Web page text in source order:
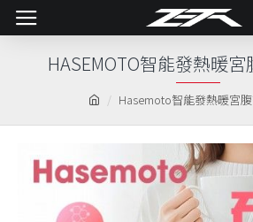
Hasemoto智能發熱暖宮
HASEMOTO智能發熱暖